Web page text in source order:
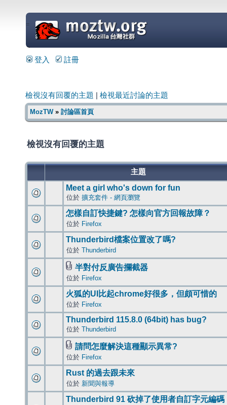
=
登入 註冊
檢視沒有回覆的主題 檢視最近討論的主題
MozTW» 討論區首頁
檢視沒有回覆的主題
主題
Meet a girl who's down for fun
位於 擴充套件 - 網頁瀏覽
怎樣自訂快捷鍵? 怎樣向官方回報故障？
位於 Firefox
Thunderbird檔案位置改了嗎?
位於 Thunderbird
半對付反廣告攔截器
位於 Firefox
火狐的UI比起chrome好很多，但頗可惜的
位於 Firefox
Thunderbird 115.8.0 (64bit) has bug?
位於 Thunderbird
請問怎麼解決這種顯示異常?
位於 Firefox
Rust 的過去跟未來
位於 新聞與報導
Thunderbird 91 砍掉了使用者自訂字元編碼